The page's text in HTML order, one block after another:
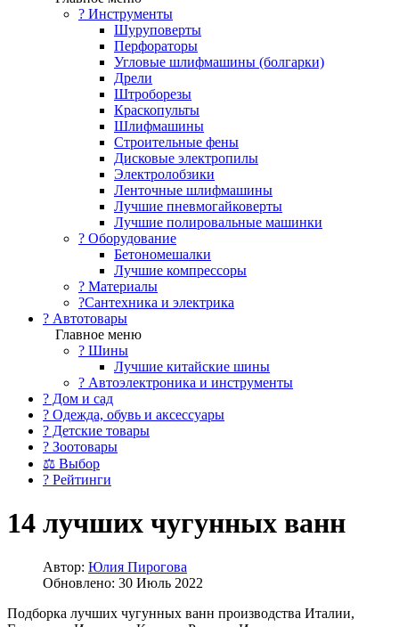
?️ Инструменты
Шуруповерты
Перфораторы
Угловые шлифмашины (болгарки)
Дрели
Штроборезы
Краскопульты
Шлифмашины
Строительные фены
Дисковые электропилы
Электролобзики
Ленточные шлифмашины
Лучшие пневмогайковерты
Лучшие полировальные машинки
?️ Оборудование
Бетономешалки
Лучшие компрессоры
? Материалы
?Сантехника и электрика
? Автотовары
Главное меню
? Шины
Лучшие китайские шины
? Автоэлектроника и инструменты
? Дом и сад
? Одежда, обувь и аксессуары
? Детские товары
? Зоотовары
⚖ Выбор
? Рейтинги
14 лучших чугунных ванн
Автор: Юлия Пирогова
Обновлено: 30 Июль 2022
Подборка лучших чугунных ванн производства Италии,